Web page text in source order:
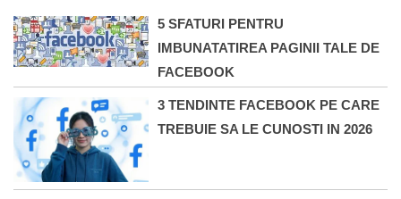
5 SFATURI PENTRU
IMBUNATATIREA PAGINII TALE DE
FACEBOOK
3 TENDINTE FACEBOOK PE CARE
TREBUIE SA LE CUNOSTI IN 2026